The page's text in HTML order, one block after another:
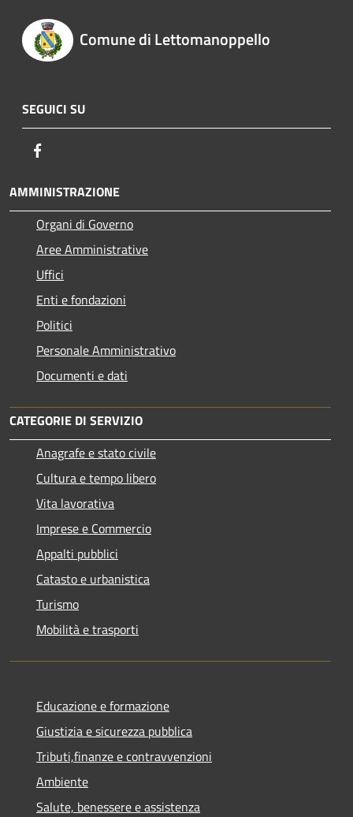
Comune di Lettomanoppello
SEGUICI SU
AMMINISTRAZIONE
Organi di Governo
Aree Amministrative
Uffici
Enti e fondazioni
Politici
Personale Amministrativo
Documenti e dati
CATEGORIE DI SERVIZIO
Anagrafe e stato civile
Cultura e tempo libero
Vita lavorativa
Imprese e Commercio
Appalti pubblici
Catasto e urbanistica
Turismo
Mobilità e trasporti
Educazione e formazione
Giustizia e sicurezza pubblica
Tributi,finanze e contravvenzioni
Ambiente
Salute, benessere e assistenza